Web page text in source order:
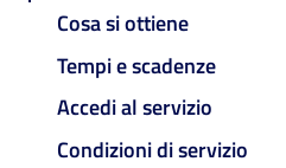
Cosa si ottiene
Tempi e scadenze
Accedi al servizio
Condizioni di servizio